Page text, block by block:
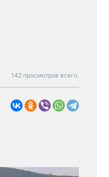
142 просмотров всего.